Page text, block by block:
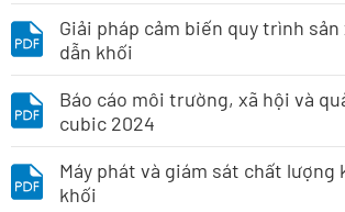
Giải pháp cảm biến quy trình sản
dẫn khối
Báo cáo môi trường, xã hội và
cubic 2024
Máy phát và giám sát chất lượng
khối